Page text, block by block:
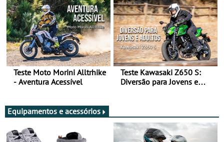
Teste Moto Morini Alltrhike
- Aventura Acessível
Teste Kawasaki Z650 S:
Diversão para Jovens e
Equipamentos e acessórios